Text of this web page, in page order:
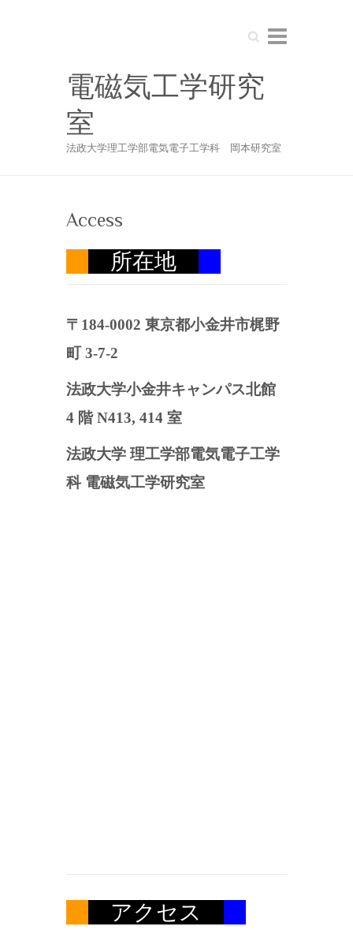
Search
電磁気工学研究
室
法政大学理工学部電気電子工学科 岡本研究室
Access
所在地
〒184-0002 東京都小金井市梶野
町 3-7-2
法政大学小金井キャンパス北館
4 階 N413, 414 室
法政大学 理工学部電気電子工学
科 電磁気工学研究室
アクセス